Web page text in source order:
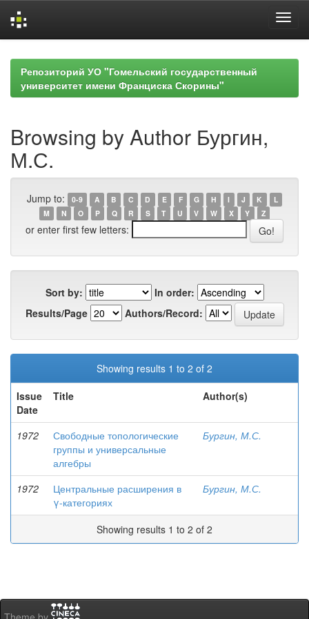
navigationРепозиторий УО "Гомельский государственный
университет имени Франциска Скорины"
Browsing by Author Бургин,
М.С.
Jump to: 0-9 A B C D E F G H I J K
L
M
N O P Q R S T U V W X Y Z
or enter first few letters:
Sort by:
In order:
Results/Page
Authors/Record:
Showing results 1 to 2 of 2
Issue
Date
Title Author(s)
1972
Свободные топологические
группы и универсальные
алгебры
Бургин, М.С.
1972
Центральные расширения в
γ-категориях
Бургин, М.С.
Showing results 1 to 2 of 2